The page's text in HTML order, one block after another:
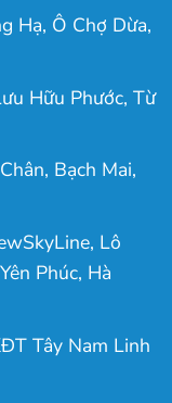
Hạ, Ô Chợ Dừa,
Hữu Phước, Từ
Bạch Mai,
Lô
Phúc, Hà
Tây Nam Linh